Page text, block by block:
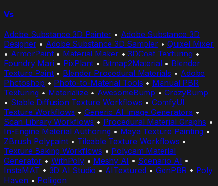
Vs
Adobe Substance 3D Painter • Adobe Substance 3D
Designer • Adobe Substance 3D Sampler • Quixel Mixer
• ArmorPaint • Material Maker • 3DCoat Texturing •
Foundry Mari • PixPlant • Bitmap2Material • Blender
Texture Paint • Blender Procedural Materials • Adobe
Photoshop • Photo-to-Material Tools • Manual PBR
Texturing • Materialize • AwesomeBump • CrazyBump
• Stable Diffusion Texture Workflows • ComfyUI
Texture Workflows • Generic AI Image Generators •
Scan Library Workflows • Procedural Material Graphs •
In-Engine Material Authoring • Maya Texture Painting •
ZBrush Polypaint • Tileable Texture Workflows •
Texture Baking Workflows • Polycam Material
Generator • WithPoly • Meshy AI • Scenario AI •
InstaMAT • 3D AI Studio • AITextured • GenPBR • Poly
Haven • Poliigon